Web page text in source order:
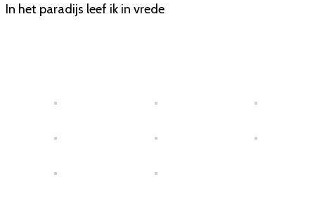
In het paradijs leef ik in vrede